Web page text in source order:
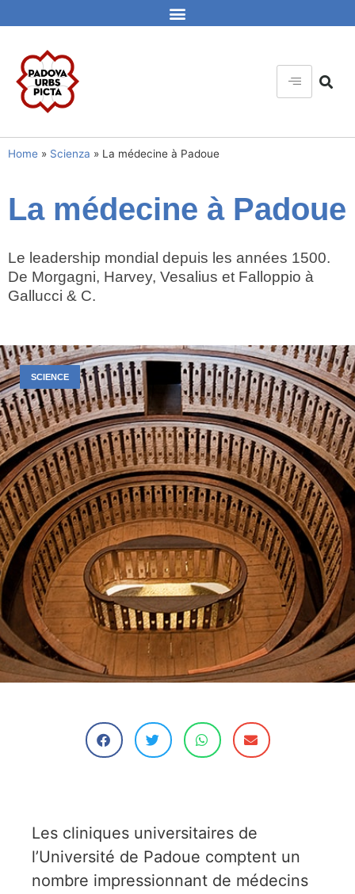
Home » Scienza » La médecine à Padoue
La médecine à Padoue
Le leadership mondial depuis les années 1500.
De Morgagni, Harvey, Vesalius et Falloppio à
Gallucci & C.
SCIENCE
Les cliniques universitaires de
l’Université de Padoue comptent un
nombre impressionnant de médecins